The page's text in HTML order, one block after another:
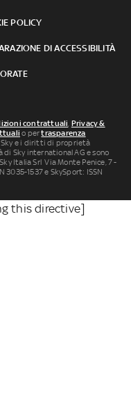
POLICY
DI ACCESSIBILITÀ
contrattuali, Privacy &
o pertrasparenza
e i diritti di proprietà
Sky international AG e sono
Italia Srl Via Monte Penice, 7 -
3035-1537 e SkySport: ISSN
this directive]